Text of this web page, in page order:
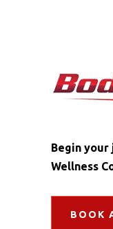
Begin your
Wellness
BOOK